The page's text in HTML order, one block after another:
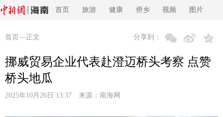
首页 旅游 健康 侨乡 视频 图片
首页 —正文 分享到：
挪威贸易企业代表赴澄迈桥头考察 点赞
桥头地瓜
2025年10月26日 13:37 来源： 南海网